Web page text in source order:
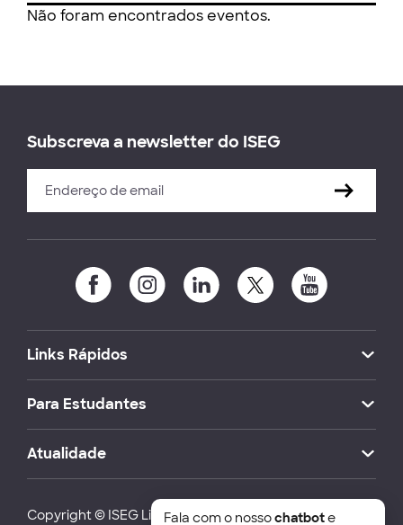
Não foram encontrados eventos.
Subscreva a newsletter do ISEG
Links Rápidos
Para Estudantes
Atualidade
Copyright © ISEG Lisbon School of Economics and
Fala com o nossochatbote